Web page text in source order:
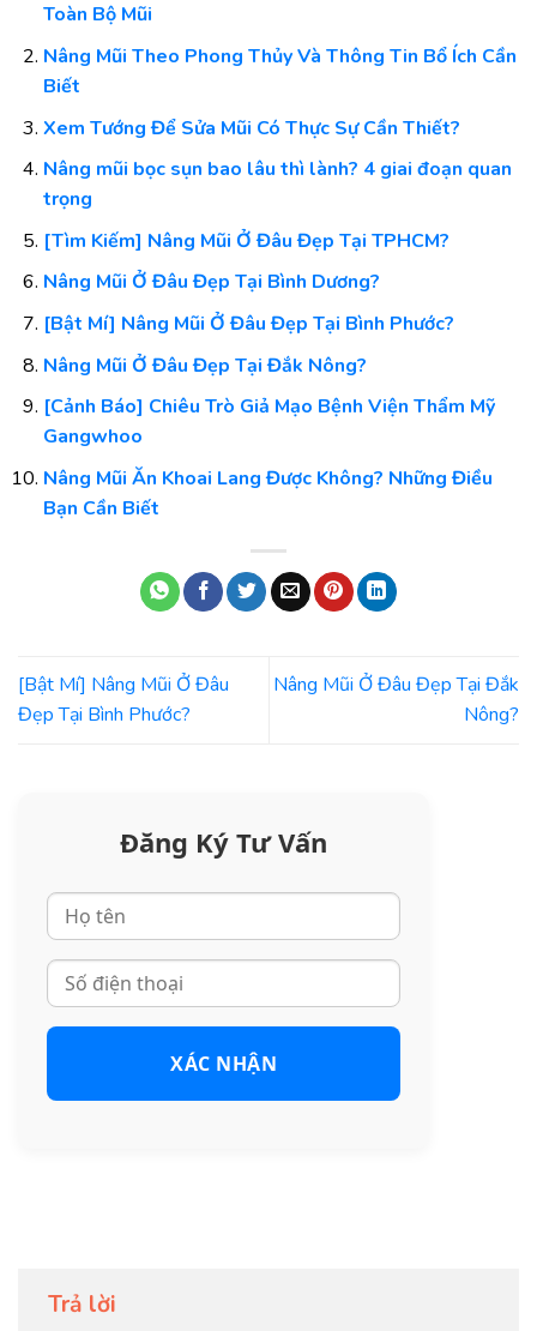
Toàn Bộ Mũi
Nâng Mũi Theo Phong Thủy Và Thông Tin Bổ Ích Cần
Biết
Xem Tướng Để Sửa Mũi Có Thực Sự Cần Thiết?
Nâng mũi bọc sụn bao lâu thì lành? 4 giai đoạn quan
trọng
[Tìm Kiếm] Nâng Mũi Ở Đâu Đẹp Tại TPHCM?
Nâng Mũi Ở Đâu Đẹp Tại Bình Dương?
[Bật Mí] Nâng Mũi Ở Đâu Đẹp Tại Bình Phước?
Nâng Mũi Ở Đâu Đẹp Tại Đắk Nông?
[Cảnh Báo] Chiêu Trò Giả Mạo Bệnh Viện Thẩm Mỹ
Gangwhoo
Nâng Mũi Ăn Khoai Lang Được Không? Những Điều
Bạn Cần Biết
[Bật Mí] Nâng Mũi Ở Đâu
Đẹp Tại Bình Phước?
Nâng Mũi Ở Đâu Đẹp Tại Đắk
Nông?
Đăng Ký Tư Vấn
XÁC NHẬN
Trả lời